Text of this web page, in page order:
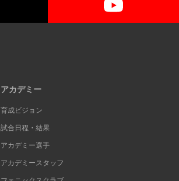
アカデミー
育成ビジョン
試合日程・結果
アカデミー選手
アカデミースタッフ